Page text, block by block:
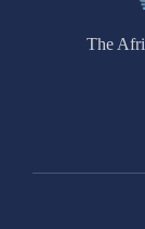
The